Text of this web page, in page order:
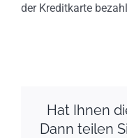
der Kreditkarte
Hat Ihnen
Dann teilen